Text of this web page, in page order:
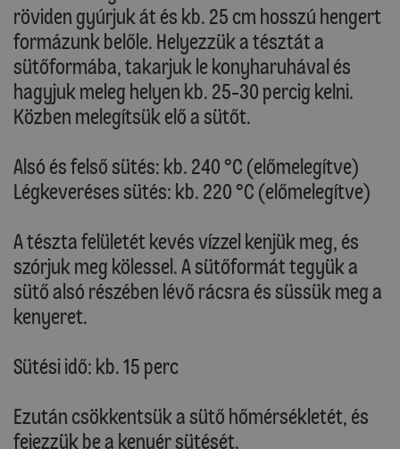
röviden gyúrjuk át és kb. 25 cm hosszú hengert
formázunk belőle. Helyezzük a tésztát a
sütőformába, takarjuk le konyharuhával és
hagyjuk meleg helyen kb. 25-30 percig kelni.
Közben melegítsük elő a sütőt.
Alsó és felső sütés: kb. 240 °C (előmelegítve)
Légkeveréses sütés: kb. 220 °C (előmelegítve)
A tészta felületét kevés vízzel kenjük meg, és
szórjuk meg kölessel. A sütőformát tegyük a
sütő alsó részében lévő rácsra és süssük meg a
kenyeret.
Sütési idő: kb. 15 perc
Ezután csökkentsük a sütő hőmérsékletét, és
fejezzük be a kenyér sütését.